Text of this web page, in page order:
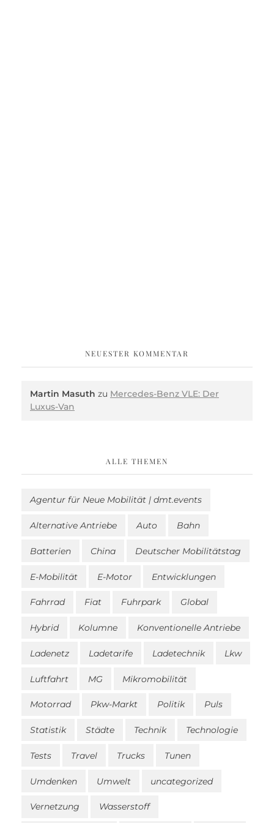
NEUESTER KOMMENTAR
Martin Masuth zu Mercedes-Benz VLE: Der
Luxus-Van
ALLE THEMEN
Agentur für Neue Mobilität | dmt.events
Alternative Antriebe Auto Bahn
Batterien China Deutscher Mobilitätstag
E-Mobilität E-Motor Entwicklungen
Fahrrad Fiat Fuhrpark Global
Hybrid Kolumne Konventionelle Antriebe
Ladenetz Ladetarife Ladetechnik Lkw
Luftfahrt MG Mikromobilität
Motorrad Pkw-Markt Politik Puls
Statistik Städte Technik Technologie
Tests Travel Trucks Tunen
Umdenken Umwelt uncategorized
Vernetzung Wasserstoff